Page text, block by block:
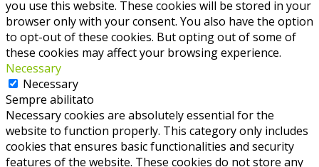
you use this website. These cookies will be stored in your
browser only with your consent. You also have the option
to opt-out of these cookies. But opting out of some of
these cookies may affect your browsing experience.
Necessary
Necessary
Sempre abilitato
Necessary cookies are absolutely essential for the
website to function properly. This category only includes
cookies that ensures basic functionalities and security
features of the website. These cookies do not store any